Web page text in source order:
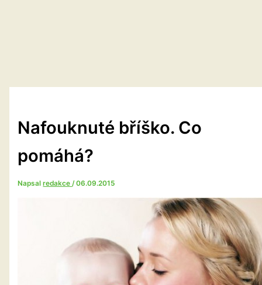
Nafouknuté bříško. Co
pomáhá?
Napsalredakce/06.09.2015